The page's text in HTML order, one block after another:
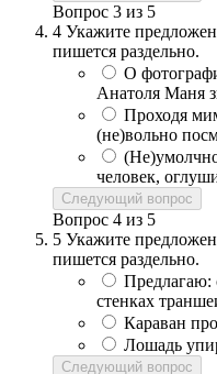
Вопрос 3 из 5
4 Укажите
пишется раздельно.
О
Анатоля Маня
Проходя
(не)вольно
человек,
Следующий вопрос
Вопрос 4 из 5
5 Укажите
пишется раздельно.
Предлагаю:
стенках
Караван
Лошадь
Следующий вопрос